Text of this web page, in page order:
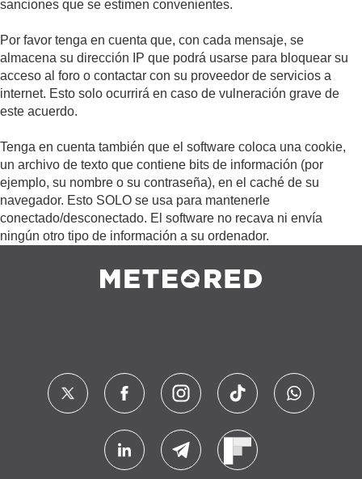
sanciones que se estimen convenientes.
Por favor tenga en cuenta que, con cada mensaje, se
almacena su dirección IP que podrá usarse para bloquear su
acceso al foro o contactar con su proveedor de servicios a
internet. Esto solo ocurrirá en caso de vulneración grave de
este acuerdo.
Tenga en cuenta también que el software coloca una cookie,
un archivo de texto que contiene bits de información (por
ejemplo, su nombre o su contraseña), en el caché de su
navegador. Esto SOLO se usa para mantenerle
conectado/desconectado. El software no recava ni envía
ningún otro tipo de información a su ordenador.